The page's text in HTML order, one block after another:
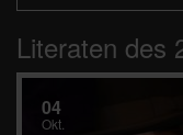
Literaten des
04
Okt.